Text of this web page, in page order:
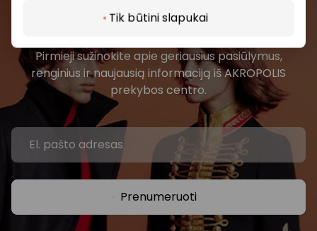
Tik būtini slapukai
bendruomenės
Pirmieji sužinokite apie geriausius pasiūlymus,
renginius ir naujausią informaciją iš AKROPOLIS
prekybos centro.
Prenumeruoti